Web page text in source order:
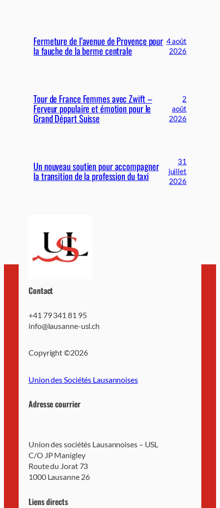
Fermeture de l’avenue de Provence pour
la fauche de la berme centrale
4 août
2026
Tour de France Femmes avec Zwift –
Ferveur populaire et émotion pour le
Grand Départ Suisse
2
août
2026
Un nouveau soutien pour accompagner
la transition de la profession du taxi
31
juillet
2026
Contact
+41 79 341 81 95
info@lausanne-usl.ch
Copyright ©2026
Union des Sociétés Lausannoises
Adresse courrier
Union des sociétés Lausannoises – USL
C/O JP Manigley
Route du Jorat 73
1000 Lausanne 26
Liens directs